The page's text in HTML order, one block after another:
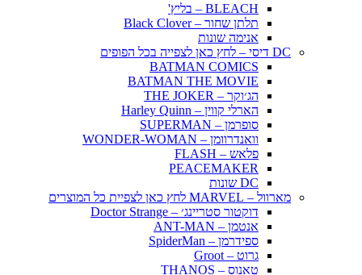
BLEACH – בליץ'
תלתן שחור – Black Clover
אנימה שונות
DC דיסי – לחץ כאן לצפייה בכל הפופים
BATMAN COMICS
BATMAN THE MOVIE
הג׳וקר – THE JOKER
הארלי קווין – Harley Quinn
סופרמן – SUPERMAN
וואנדרוומן – WONDER-WOMAN
פלאש – FLASH
PEACEMAKER
DC שונות
מארוול – MARVEL לחץ כאן לצפיית כל המוצרים
דוקטור סטריינג׳ – Doctor Strange
אנטמן – ANT-MAN
ספידרמן – SpiderMan
גרוט – Groot
טאנוס – THANOS